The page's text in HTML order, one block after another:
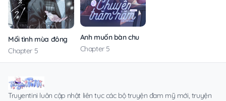
Mối tình mùa đông
Chapter 5
Anh muốn bàn chuyện trăm năm với em
Chapter 5
Truyentini luôn cập nhật liên tục các bộ truyện đam mỹ mới, truyện